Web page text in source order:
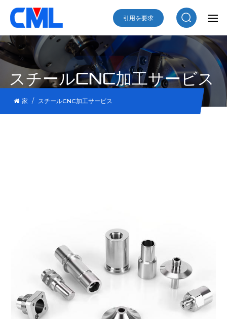
引用を要求
スチールCNC加工サービス
家 / スチールCNC加工サービス